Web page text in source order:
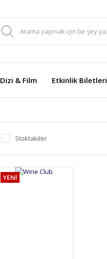
Dizi & Film Etkinlik Biletleri
Stoktakiler
YENİ